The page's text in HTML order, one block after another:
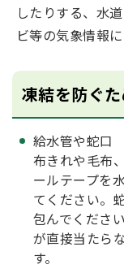
したりする、水
ビ等の気象情報
凍結を防ぐ
給水管や蛇口
布きれや毛布
ールテープを
てください。
包んでくださ
が直接当たら
す。